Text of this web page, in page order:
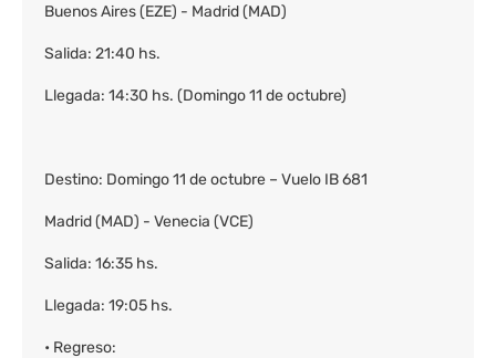
Buenos Aires (EZE) - Madrid (MAD)
Salida: 21:40 hs.
Llegada: 14:30 hs. (Domingo 11 de octubre)
Destino: Domingo 11 de octubre – Vuelo IB 681
Madrid (MAD) - Venecia (VCE)
Salida: 16:35 hs.
Llegada: 19:05 hs.
• Regreso: